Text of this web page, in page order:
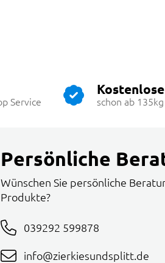
Service schon ab 135kg
Persönliche
Wünschen Sie persönliche
Produkte?
039292 599878
info@zierkiesundsplitt.de